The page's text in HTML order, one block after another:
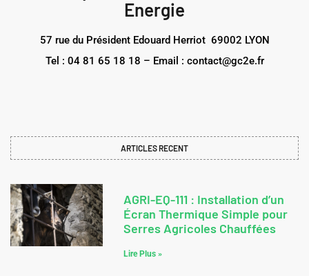
Energie
57 rue du Président Edouard Herriot 69002 LYON
Tel : 04 81 65 18 18 – Email : contact@gc2e.fr
ARTICLES RECENT
AGRI-EQ-111 : Installation d’un
Écran Thermique Simple pour
Serres Agricoles Chauffées
Lire Plus »